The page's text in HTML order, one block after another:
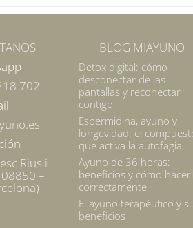
702
Rius i
–
BLOG MIAYUNO
Detox digital: cómo
desconectar de las
pantallas y reconectar
contigo
Espermidina, ayuno y
longevidad: el
que activa la autofagia
Ayuno de 36 horas:
beneficios y cómo
correctamente
El ayuno terapéutico y
beneficios